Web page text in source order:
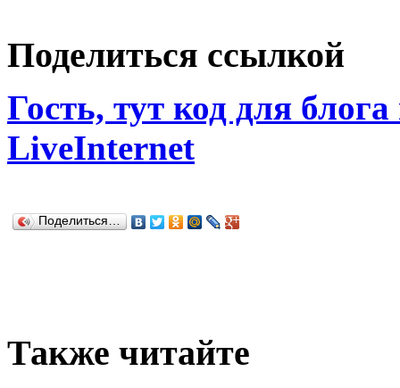
Поделиться ссылкой
Гость, тут код для
LiveInternet
Поделиться…
Также читайте